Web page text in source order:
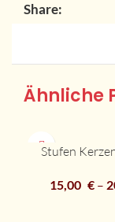
Share:
Ähnliche
Stufen
15,00 €–